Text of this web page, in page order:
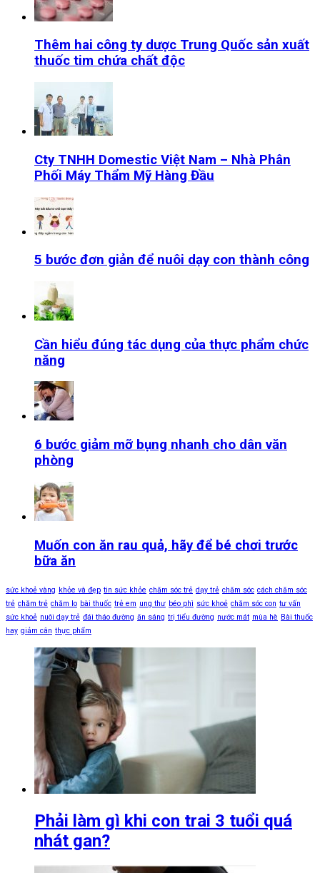
Thêm hai công ty dược Trung Quốc sản xuất
thuốc tim chứa chất độc
Cty TNHH Domestic Việt Nam – Nhà Phân
Phối Máy Thẩm Mỹ Hàng Đầu
5 bước đơn giản để nuôi dạy con thành công
Cần hiểu đúng tác dụng của thực phẩm chức
năng
6 bước giảm mỡ bụng nhanh cho dân văn
phòng
Muốn con ăn rau quả, hãy để bé chơi trước
bữa ăn
sức khoẻ vàng khỏe và đẹp tin sức khỏe chăm sóc trẻ dạy trẻ chăm sóc cách chăm sóc
trẻ chăm trẻ chăm lo bài thuốc trẻ em ung thư béo phì sức khoẻ chăm sóc con tư vấn
sức khoẻ nuôi dạy trẻ đái tháo đường ăn sáng trị tiểu đường nước mát mùa hè Bài thuốc
hay giảm cân thực phẩm
Phải làm gì khi con trai 3 tuổi quá
nhát gan?